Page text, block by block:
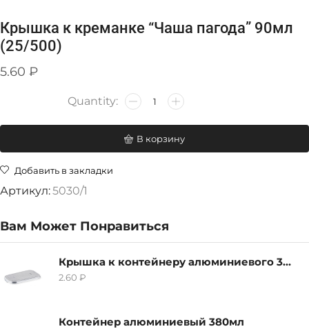
Крышка к креманке “Чаша пагода” 90мл
(25/500)
5.60 ₽
В корзину
Добавить в закладки
Артикул:5030/1
Вам Может Понравиться
Крышка к контейнеру алюминиевого 380мл
2.60 ₽
Контейнер алюминиевый 380мл